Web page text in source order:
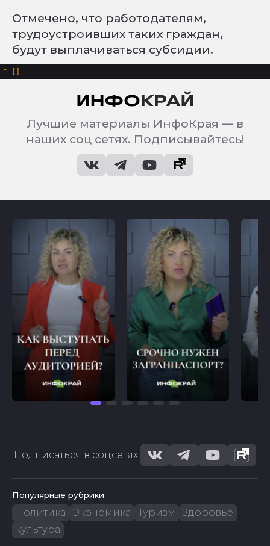
Отмечено, что работодателям,
трудоустроивших таких граждан,
будут выплачиваться субсидии.
^
Лучшие материалы ИнфоКрая — в
наших соц сетях. Подписывайтесь!
Подписаться в соцсетях
Популярные рубрики
Политика Экономика Туризм
Здоровье
культура